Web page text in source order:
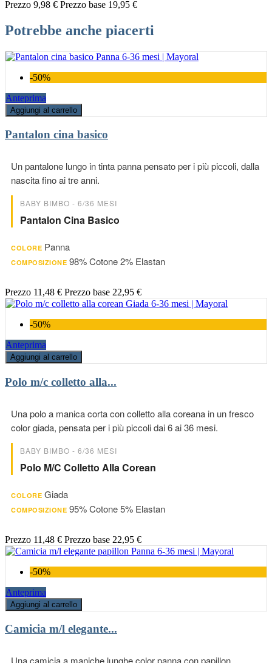
Prezzo 9,98 € Prezzo base 19,95 €
Potrebbe anche piacerti
-50%
Anteprima
Aggiungi al carrello
Pantalon cina basico
Un pantalone lungo in tinta panna pensato per i più piccoli, dalla
nascita fino ai tre anni.
BABY BIMBO - 6/36 MESI
Pantalon Cina Basico
COLORE Panna
COMPOSIZIONE 98% Cotone 2% Elastan
Prezzo 11,48 € Prezzo base 22,95 €
-50%
Anteprima
Aggiungi al carrello
Polo m/c colletto alla...
Una polo a manica corta con colletto alla coreana in un fresco
color giada, pensata per i più piccoli dai 6 ai 36 mesi.
BABY BIMBO - 6/36 MESI
Polo M/c Colletto Alla Corean
COLORE Giada
COMPOSIZIONE 95% Cotone 5% Elastan
Prezzo 11,48 € Prezzo base 22,95 €
-50%
Anteprima
Aggiungi al carrello
Camicia m/l elegante...
Una camicia a maniche lunghe color panna con papillon